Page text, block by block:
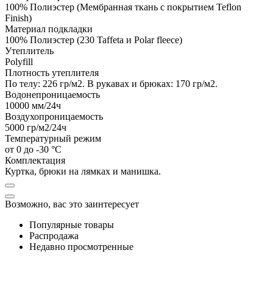
100% Полиэстер (Мембранная ткань с покрытием Teflon
Finish)
Материал подкладки
100% Полиэстер (230 Taffeta и Polar fleece)
Утеплитель
Polyfill
Плотность утеплителя
По телу: 226 гр/м2. В рукавах и брюках: 170 гр/м2.
Водонепроницаемость
10000 мм/24ч
Воздухопроницаемость
5000 гр/м2/24ч
Температурный режим
от 0 до -30 °C
Комплектация
Куртка, брюки на лямках и манишка.
Возможно, вас это заинтересует
Популярные товары
Распродажа
Недавно просмотренные